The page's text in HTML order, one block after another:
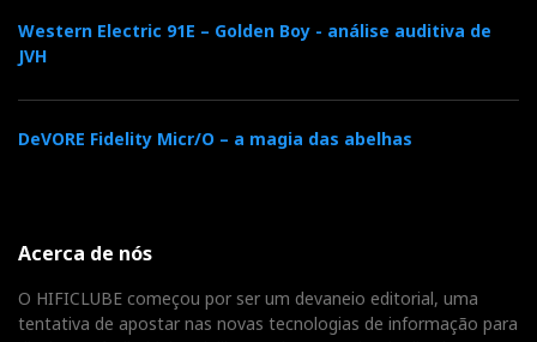
(de pendente mais rápida). Sobretudo com SACD: o
mais alto), corpo e substância. E até com CD, o Filtro
2 parece conferir mais intimidade à audição de música
escolhido.
Western Electric 91E – Golden Boy - análise auditiva de
JVH
DeVORE Fidelity Micr/O – a magia das abelhas
Acerca de nós
O HIFICLUBE começou por ser um devaneio editorial, uma
tentativa de apostar nas novas tecnologias de informação para